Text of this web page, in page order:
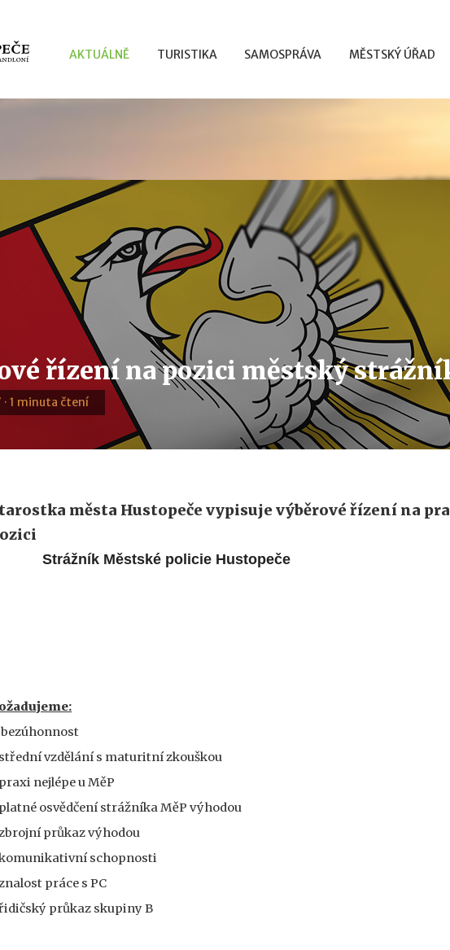
AKTUÁLNĚ TURISTIKA SAMOSPRÁVA MĚSTSKÝ ÚŘAD
řízení na pozici městský
· 1 minuta čtení
města Hustopeče vypisuje výběrové řízení na
Městské policie Hustopeče
bezúhonnost
vzdělání s maturitní zkouškou
nejlépe u MěP
osvědčení strážníka MěP výhodou
průkaz výhodou
schopnosti
práce s PC
průkaz skupiny B